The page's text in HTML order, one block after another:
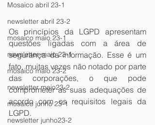
Mosaico abril 23-1
newsletter abril 23-2
mosaico maio 23-1
newsletter-maio 23-1
mosaico maio 23-2
newsletter maio23-2
mosaico junho 23-1
newsletter junho23-2
Os princípios da LGPD apresentam
questões ligadas com a área de
segurança da informação. Esse é um
fato, muitas vezes não notado por parte
das corporações, o que pode
comprometer as suas adequações de
acordo com os requisitos legais da
LGPD.